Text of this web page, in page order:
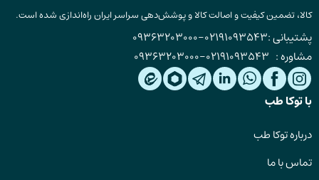
کالا، تضمین کیفیت و اصالت کالا و پوشش‌دهی سراسر ایران راه‌اندازی شده است.
پشتیبانی :02191093543
-
09363203000
مشاوره : 02191093543
-
09363203000
با توکا طب
درباره توکا طب
تماس با ما